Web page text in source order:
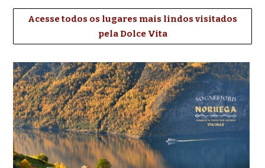
Acesse todos os lugares mais lindos visitados
pela Dolce Vita